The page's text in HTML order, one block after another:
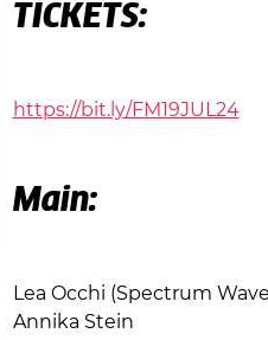
TICKETS:
https://bit.ly/FM19JUL24
Main:
Lea Occhi (Spectrum
Annika Stein